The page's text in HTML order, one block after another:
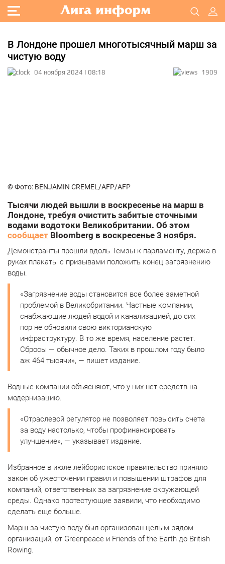
В Лондоне прошел многотысячный марш за
чистую воду
04 ноября 2024 | 08:18 1909
© Фото: BENJAMIN CREMEL/AFP/AFP
Тысячи людей вышли в воскресенье на марш в
Лондоне, требуя очистить забитые сточными
водами водотоки Великобритании. Об этом
сообщает Bloomberg в воскресенье 3 ноября.
Демонстранты прошли вдоль Темзы к парламенту, держа в
руках плакаты с призывами положить конец загрязнению
воды.
«Загрязнение воды становится все более заметной
проблемой в Великобритании. Частные компании,
снабжающие людей водой и канализацией, до сих
пор не обновили свою викторианскую
инфраструктуру. В то же время, население растет.
Сбросы — обычное дело. Таких в прошлом году было
аж 464 тысячи», — пишет издание.
Водные компании объясняют, что у них нет средств на
модернизацию.
«Отраслевой регулятор не позволяет повысить счета
за воду настолько, чтобы профинансировать
улучшение», — указывает издание.
Избранное в июле лейбористское правительство приняло
закон об ужесточении правил и повышении штрафов для
компаний, ответственных за загрязнение окружающей
среды. Однако протестующие заявили, что необходимо
сделать еще больше.
Марш за чистую воду был организован целым рядом
организаций, от Greenpeace и Friends of the Earth до British
Rowing.